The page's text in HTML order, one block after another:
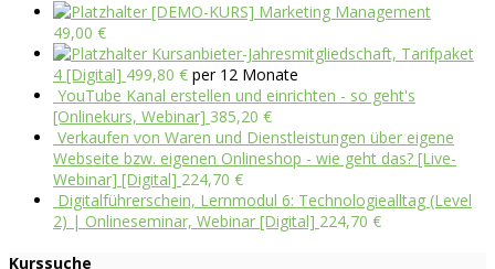
[DEMO-KURS] Marketing Management
49,00 €
Kursanbieter-Jahresmitgliedschaft, Tarifpaket
4 [Digital] 499,80 € per 12 Monate
YouTube Kanal erstellen und einrichten - so geht's
[Onlinekurs, Webinar] 385,20 €
Verkaufen von Waren und Dienstleistungen über eigene
Webseite bzw. eigenen Onlineshop - wie geht das? [Live-
Webinar] [Digital] 224,70 €
Digitalführerschein, Lernmodul 6: Technologiealltag (Level
2) | Onlineseminar, Webinar [Digital] 224,70 €
Kurssuche